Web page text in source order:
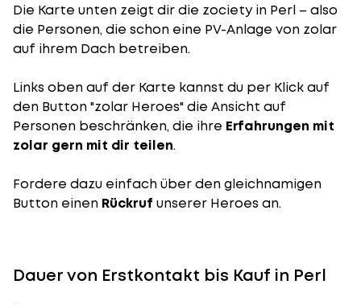
Die Karte unten zeigt dir die zociety in Perl – also
die Personen, die schon eine PV-Anlage von zolar
auf ihrem Dach betreiben.
Links oben auf der Karte kannst du per Klick auf
den Button "zolar Heroes" die Ansicht auf
Personen beschränken, die ihre Erfahrungen mit
zolar gern mit dir teilen.
Fordere dazu einfach über den gleichnamigen
Button einen Rückruf unserer Heroes an.
Dauer von Erstkontakt bis Kauf in Perl